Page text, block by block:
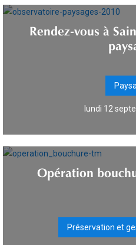
Rendez-vous à
lundi 12
Opération
Préservation et